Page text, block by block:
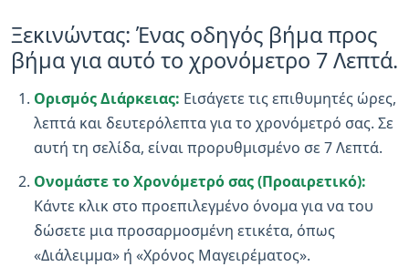
Ξεκινώντας: Ένας οδηγός βήμα προς
βήμα για αυτό το χρονόμετρο 7 Λεπτά.
Ορισμός Διάρκειας: Εισάγετε τις επιθυμητές ώρες,
λεπτά και δευτερόλεπτα για το χρονόμετρό σας. Σε
αυτή τη σελίδα, είναι προρυθμισμένο σε 7 Λεπτά.
Ονομάστε το Χρονόμετρό σας (Προαιρετικό):
Κάντε κλικ στο προεπιλεγμένο όνομα για να του
δώσετε μια προσαρμοσμένη ετικέτα, όπως
«Διάλειμμα» ή «Χρόνος Μαγειρέματος».